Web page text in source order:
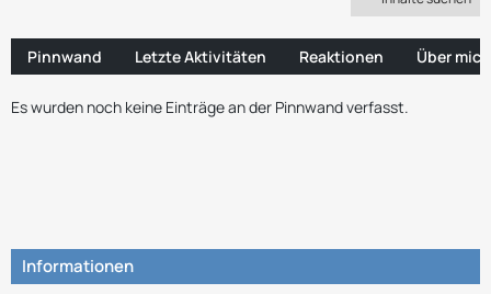
Pinnwand Letzte Aktivitäten Reaktionen Über mich
Es wurden noch keine Einträge an der Pinnwand verfasst.
Informationen